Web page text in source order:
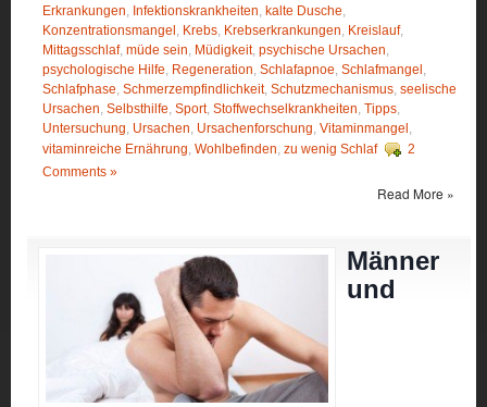
Erkrankungen Infektionskrankheiten kalte Dusche
Konzentrationsmangel Krebs Krebserkrankungen Kreislauf,
Mittagsschlaf, müde sein Müdigkeit, psychische Ursachen
psychologische Hilfe Regeneration Schlafapnoe Schlafmangel
Schlafphase Schmerzempfindlichkeit, Schutzmechanismus seelische
Ursachen Selbsthilfe Sport, Stoffwechselkrankheiten Tipps
Untersuchung Ursachen Ursachenforschung Vitaminmangel
vitaminreiche Ernährung Wohlbefinden zu wenig Schlaf
2
Comments »
Read More »
Männer
und